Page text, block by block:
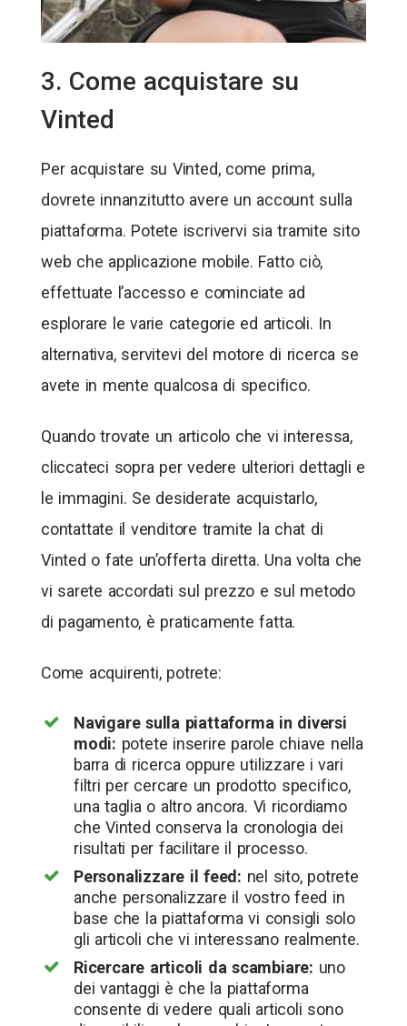
3. Come acquistare su
Vinted
Per acquistare su Vinted, come prima,
dovrete innanzitutto avere un account sulla
piattaforma. Potete iscrivervi sia tramite sito
web che applicazione mobile. Fatto ciò,
effettuate l’accesso e cominciate ad
esplorare le varie categorie ed articoli. In
alternativa, servitevi del motore di ricerca se
avete in mente qualcosa di specifico.
Quando trovate un articolo che vi interessa,
cliccateci sopra per vedere ulteriori dettagli e
le immagini. Se desiderate acquistarlo,
contattate il venditore tramite la chat di
Vinted o fate un’offerta diretta. Una volta che
vi sarete accordati sul prezzo e sul metodo
di pagamento, è praticamente fatta.
Come acquirenti, potrete:
Navigare sulla piattaforma in diversi
modi: potete inserire parole chiave nella
barra di ricerca oppure utilizzare i vari
filtri per cercare un prodotto specifico,
una taglia o altro ancora. Vi ricordiamo
che Vinted conserva la cronologia dei
risultati per facilitare il processo.
Personalizzare il feed: nel sito, potrete
anche personalizzare il vostro feed in
base che la piattaforma vi consigli solo
gli articoli che vi interessano realmente.
Ricercare articoli da scambiare: uno
dei vantaggi è che la piattaforma
consente di vedere quali articoli sono